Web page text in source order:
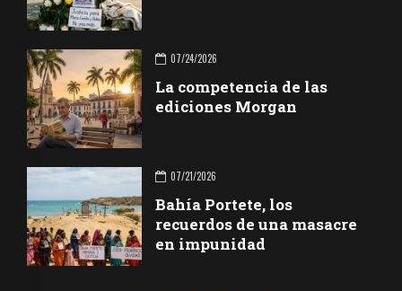
07/24/2026
La competencia de las
ediciones Morgan
07/21/2026
Bahía Portete, los
recuerdos de una masacre
en impunidad